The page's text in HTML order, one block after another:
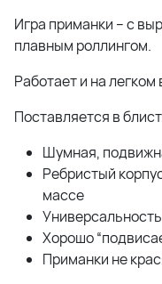
Игра приманки – с
плавным роллингом.
Работает и на
Поставляется в
Шумная,
Ребристый
массе
Хорошо
Приманки не